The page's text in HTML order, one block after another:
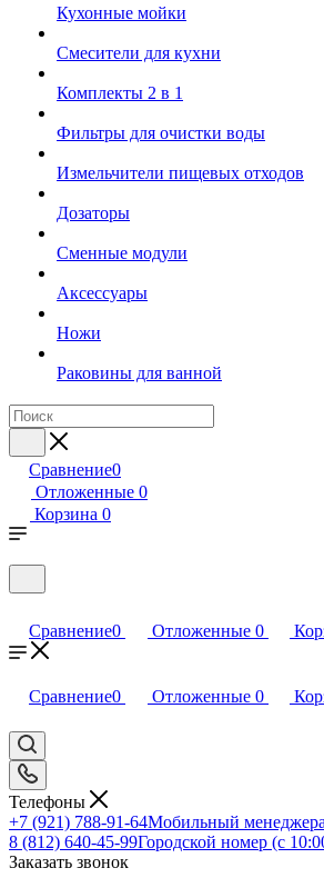
Кухонные мойки
Смесители для кухни
Комплекты 2 в 1
Фильтры для очистки воды
Измельчители пищевых отходов
Дозаторы
Cменные модули
Аксессуары
Ножи
Раковины для ванной
Сравнение0
Отложенные 0
Корзина 0
Сравнение0 Отложенные 0
Сравнение0 Отложенные 0
Телефоны
+7 (921) 788-91-64Мобильный
8 (812) 640-45-99Городской номер (с
Заказать звонок